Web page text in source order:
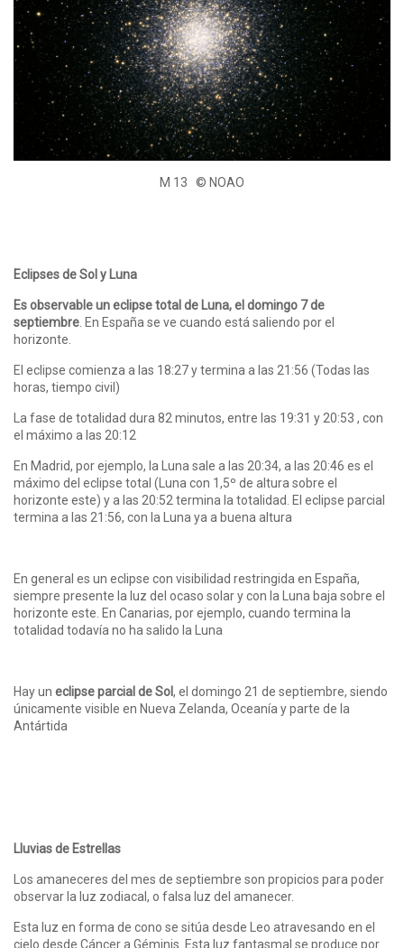
M 13 © NOAO
Eclipses de Sol y Luna
Es observable un eclipse total de Luna, el domingo 7 de
septiembre . En España se ve cuando está saliendo por el
horizonte.
El eclipse comienza a las 18:27 y termina a las 21:56 (Todas las
horas, tiempo civil)
La fase de totalidad dura 82 minutos, entre las 19:31 y 20:53 , con
el máximo a las 20:12
En Madrid, por ejemplo, la Luna sale a las 20:34, a las 20:46 es el
máximo del eclipse total (Luna con 1,5º de altura sobre el
horizonte este) y a las 20:52 termina la totalidad. El eclipse parcial
termina a las 21:56, con la Luna ya a buena altura
En general es un eclipse con visibilidad restringida en España,
siempre presente la luz del ocaso solar y con la Luna baja sobre el
horizonte este. En Canarias, por ejemplo, cuando termina la
totalidad todavía no ha salido la Luna
Hay un eclipse parcial de Sol, el domingo 21 de septiembre, siendo
únicamente visible en Nueva Zelanda, Oceanía y parte de la
Antártida
Lluvias de Estrellas
Los amaneceres del mes de septiembre son propicios para poder
observar la luz zodiacal, o falsa luz del amanecer.
Esta luz en forma de cono se sitúa desde Leo atravesando en el
cielo desde Cáncer a Géminis. Esta luz fantasmal se produce por